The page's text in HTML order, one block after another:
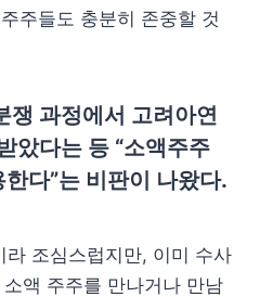
주들도 충분히 존중할 것
과정에서 고려아연
았다는 등 “소액주주
다”는 비판이 나왔다.
라 조심스럽지만, 이미 수사
소액 주주를 만나거나 만남